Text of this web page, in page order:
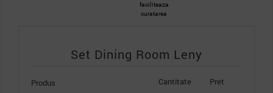
faciliteaza
curatarea
Set Dining Room Leny
Produs Cantitate Pret